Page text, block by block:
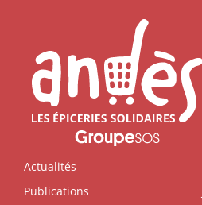
Actualités
Publications